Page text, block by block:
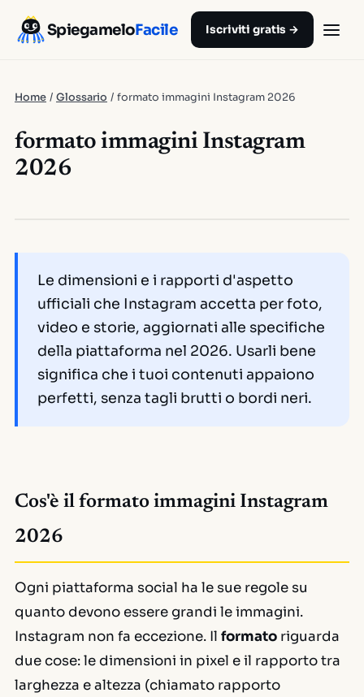
SpiegameloFacile Iscriviti gratis →
Home / Glossario / formato immagini Instagram 2026
formato immagini Instagram
2026
Le dimensioni e i rapporti d'aspetto
ufficiali che Instagram accetta per foto,
video e storie, aggiornati alle specifiche
della piattaforma nel 2026. Usarli bene
significa che i tuoi contenuti appaiono
perfetti, senza tagli brutti o bordi neri.
Cos'è il formato immagini Instagram
2026
Ogni piattaforma social ha le sue regole su
quanto devono essere grandi le immagini.
Instagram non fa eccezione. Il formato riguarda
due cose: le dimensioni in pixel e il rapporto tra
larghezza e altezza (chiamato rapporto